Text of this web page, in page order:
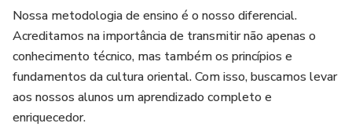
Nossa metodologia de ensino é o nosso diferencial.
Acreditamos na importância de transmitir não apenas o
conhecimento técnico, mas também os princípios e
fundamentos da cultura oriental. Com isso, buscamos levar
aos nossos alunos um aprendizado completo e
enriquecedor.